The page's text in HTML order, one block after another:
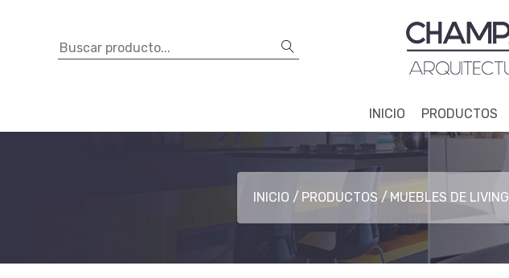
INICIO PRODUCTOS
INICIO PRODUCTOS MUEBLES DE LIVING